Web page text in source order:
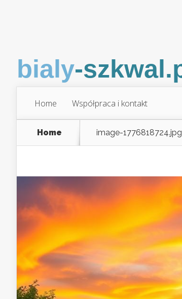
Home Współpraca i kontakt
Home image-1776818724.jpg